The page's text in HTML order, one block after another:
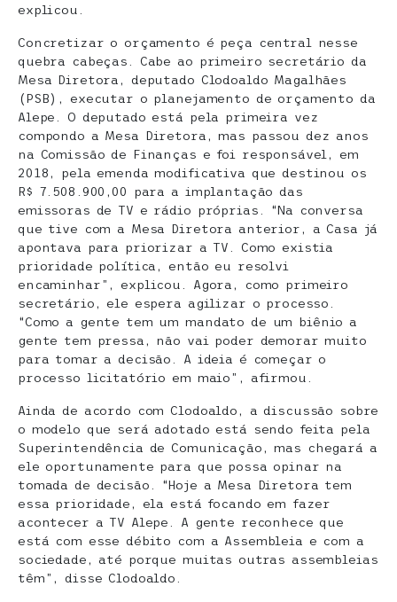
explicou.
Concretizar o orçamento é peça central nesse
quebra cabeças. Cabe ao primeiro secretário da
Mesa Diretora, deputado Clodoaldo Magalhães
(PSB), executar o planejamento de orçamento da
Alepe. O deputado está pela primeira vez
compondo a Mesa Diretora, mas passou dez anos
na Comissão de Finanças e foi responsável, em
2018, pela emenda modificativa que destinou os
R$ 7.508.900,00 para a implantação das
emissoras de TV e rádio próprias. “Na conversa
que tive com a Mesa Diretora anterior, a Casa já
apontava para priorizar a TV. Como existia
prioridade política, então eu resolvi
encaminhar”, explicou. Agora, como primeiro
secretário, ele espera agilizar o processo.
“Como a gente tem um mandato de um biênio a
gente tem pressa, não vai poder demorar muito
para tomar a decisão. A ideia é começar o
processo licitatório em maio”, afirmou.
Ainda de acordo com Clodoaldo, a discussão sobre
o modelo que será adotado está sendo feita pela
Superintendência de Comunicação, mas chegará a
ele oportunamente para que possa opinar na
tomada de decisão. “Hoje a Mesa Diretora tem
essa prioridade, ela está focando em fazer
acontecer a TV Alepe. A gente reconhece que
está com esse débito com a Assembleia e com a
sociedade, até porque muitas outras assembleias
têm”, disse Clodoaldo.